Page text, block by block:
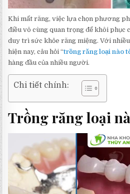
Khi mất răng, việc lựa chọn phương
điều vô cùng quan trọng để khôi phục
duy trì sức khỏe răng miệng. Với
hiện nay, câu hỏi “trồng răng loại nào
hàng đầu của nhiều người.
Chi tiết chính:
Trồng răng loại